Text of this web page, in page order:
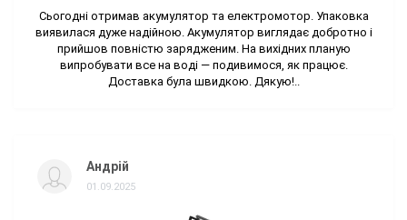
Сьогодні отримав акумулятор та електромотор. Упаковка
виявилася дуже надійною. Акумулятор виглядає добротно і
прийшов повністю зарядженим. На вихідних планую
випробувати все на воді — подивимося, як працює.
Доставка була швидкою. Дякую!..
Андрій
01.09.2025